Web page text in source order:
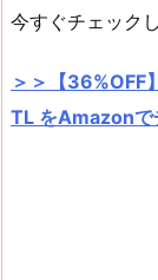
今すぐチェック
＞＞【36%OFF
TL をAmazonで